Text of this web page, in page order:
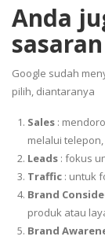
Anda
Google sudah
pilih, diantaranya
Sales :
melalui
Leads : fokus
Traffic : untuk
Brand
produk atau
Brand